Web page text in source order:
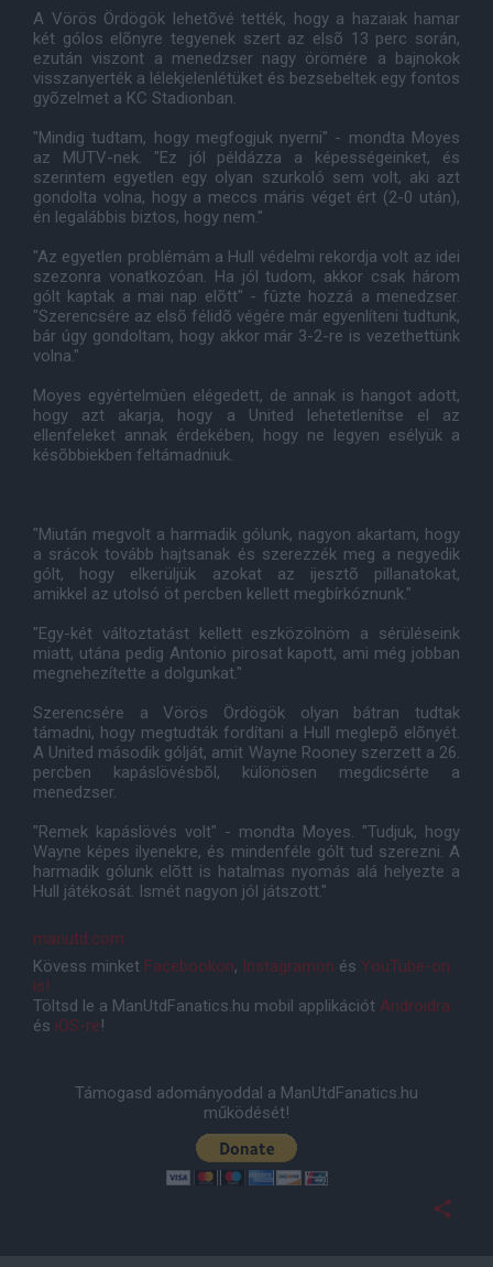
A Vörös Ördögök lehetõvé tették, hogy a hazaiak hamar
két gólos elõnyre tegyenek szert az elsõ 13 perc során,
ezután viszont a menedzser nagy örömére a bajnokok
visszanyerték a lélekjelenlétüket és bezsebeltek egy fontos
gyõzelmet a KC Stadionban.
"Mindig tudtam, hogy megfogjuk nyerni" - mondta Moyes
az MUTV-nek. "Ez jól példázza a képességeinket, és
szerintem egyetlen egy olyan szurkoló sem volt, aki azt
gondolta volna, hogy a meccs máris véget ért (2-0 után),
én legalábbis biztos, hogy nem."
"Az egyetlen problémám a Hull védelmi rekordja volt az idei
szezonra vonatkozóan. Ha jól tudom, akkor csak három
gólt kaptak a mai nap elõtt" - fûzte hozzá a menedzser.
"Szerencsére az elsõ félidõ végére már egyenlíteni tudtunk,
bár úgy gondoltam, hogy akkor már 3-2-re is vezethettünk
volna."
Moyes egyértelmûen elégedett, de annak is hangot adott,
hogy azt akarja, hogy a United lehetetlenítse el az
ellenfeleket annak érdekében, hogy ne legyen esélyük a
késõbbiekben feltámadniuk.
"Miután megvolt a harmadik gólunk, nagyon akartam, hogy
a srácok tovább hajtsanak és szerezzék meg a negyedik
gólt, hogy elkerüljük azokat az ijesztõ pillanatokat,
amikkel az utolsó öt percben kellett megbírkóznunk."
"Egy-két változtatást kellett eszközölnöm a sérüléseink
miatt, utána pedig Antonio pirosat kapott, ami még jobban
megnehezítette a dolgunkat."
Szerencsére a Vörös Ördögök olyan bátran tudtak
támadni, hogy megtudták fordítani a Hull meglepõ elõnyét.
A United második gólját, amit Wayne Rooney szerzett a 26.
percben kapáslövésbõl, különösen megdicsérte a
menedzser.
"Remek kapáslövés volt" - mondta Moyes. "Tudjuk, hogy
Wayne képes ilyenekre, és mindenféle gólt tud szerezni. A
harmadik gólunk elõtt is hatalmas nyomás alá helyezte a
Hull játékosát. Ismét nagyon jól játszott."
manutd.com
Kövess minket Facebookon, Instagramon és YouTube-on
is!
Töltsd le a ManUtdFanatics.hu mobil applikációt Androidra
és iOS-re!
Támogasd adományoddal a ManUtdFanatics.hu
működését!